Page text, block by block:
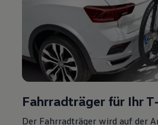
Fahrradträger für Ihr
Der Fahrradträger wird auf der